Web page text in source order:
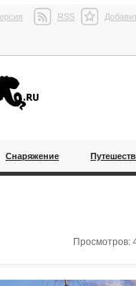
RSS
Снаряжение
Просмотров: